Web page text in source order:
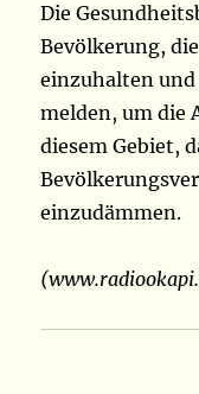
Die
Bevölkerung,
einzuhalten
melden, um die
diesem Gebiet,
einzudämmen.